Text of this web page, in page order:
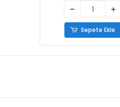
Sepete Ekle